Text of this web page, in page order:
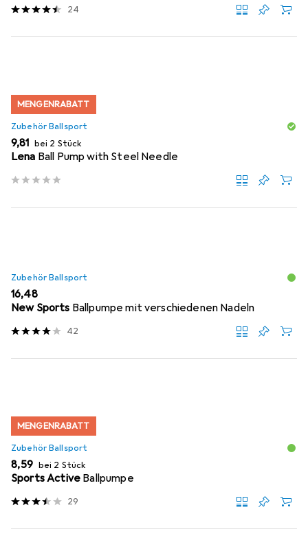
24
MENGENRABATT
Zubehör Ballsport
EUR
9,81 bei 2 Stück
Lena Ball Pump with Steel Needle
Zubehör Ballsport
EUR
16,48
New Sports Ballpumpe mit verschiedenen Nadeln
42
MENGENRABATT
Zubehör Ballsport
EUR
8,59 bei 2 Stück
Sports Active Ballpumpe
29